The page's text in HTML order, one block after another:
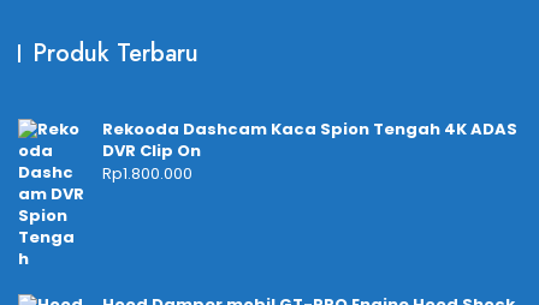
Produk Terbaru
Rekooda Dashcam Kaca Spion Tengah 4K ADAS
DVR Clip On
Rp1.800.000